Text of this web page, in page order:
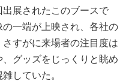
展されたこのブースで
一端が上映され、各社の
すがに来場者の注目度は
グッズをじっくりと眺め
していた。